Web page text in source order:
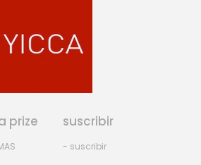
prize suscribir
- suscribir